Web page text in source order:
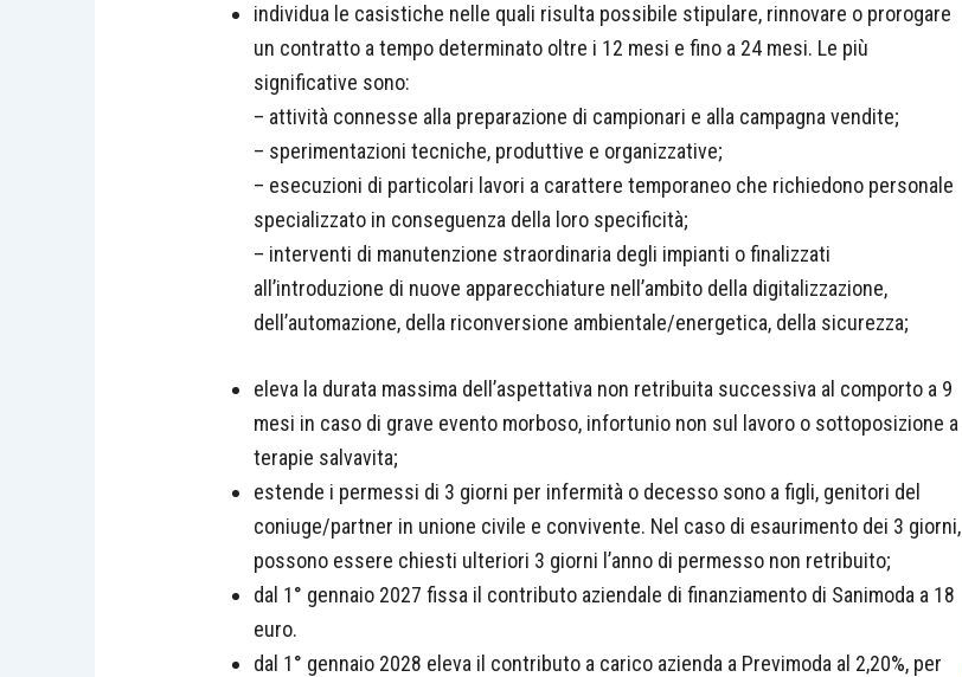
individua le casistiche nelle quali risulta possibile stipulare, rinnovare o prorogare
un contratto a tempo determinato oltre i 12 mesi e fino a 24 mesi. Le più
significative sono:
– attività connesse alla preparazione di campionari e alla campagna vendite;
– sperimentazioni tecniche, produttive e organizzative;
– esecuzioni di particolari lavori a carattere temporaneo che richiedono personale
specializzato in conseguenza della loro specificità;
– interventi di manutenzione straordinaria degli impianti o finalizzati
all’introduzione di nuove apparecchiature nell’ambito della digitalizzazione,
dell’automazione, della riconversione ambientale/energetica, della sicurezza;
eleva la durata massima dell’aspettativa non retribuita successiva al comporto a 9
mesi in caso di grave evento morboso, infortunio non sul lavoro o sottoposizione a
terapie salvavita;
estende i permessi di 3 giorni per infermità o decesso sono a figli, genitori del
coniuge/partner in unione civile e convivente. Nel caso di esaurimento dei 3 giorni,
possono essere chiesti ulteriori 3 giorni l’anno di permesso non retribuito;
dal 1° gennaio 2027 fissa il contributo aziendale di finanziamento di Sanimoda a 18
euro.
dal 1° gennaio 2028 eleva il contributo a carico azienda a Previmoda al 2,20%, per